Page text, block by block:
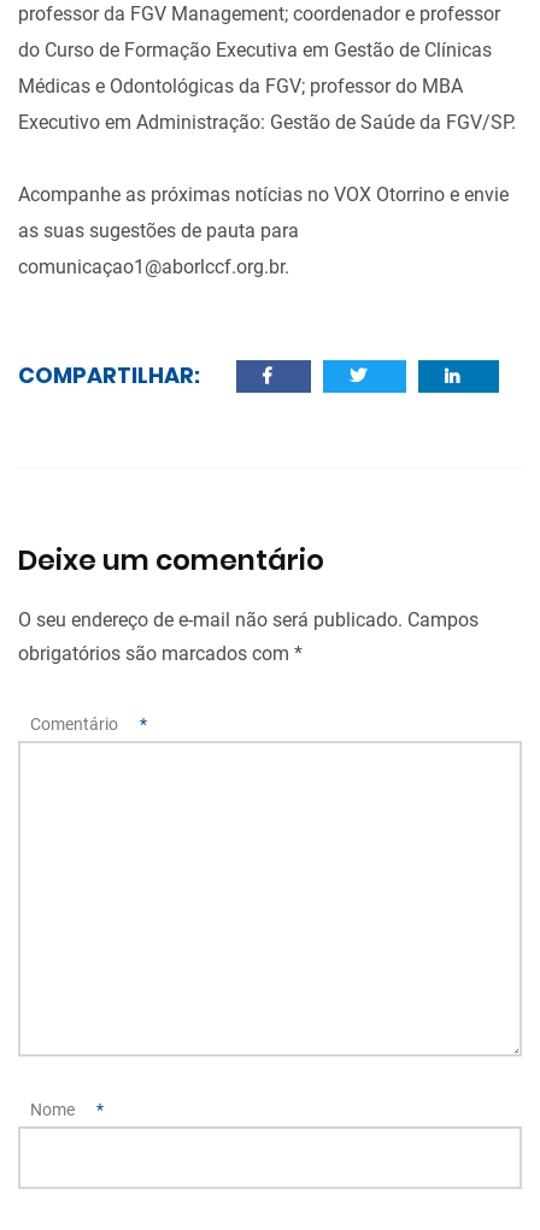
professor da FGV Management; coordenador e professor
do Curso de Formação Executiva em Gestão de Clínicas
Médicas e Odontológicas da FGV; professor do MBA
Executivo em Administração: Gestão de Saúde da FGV/SP.
Acompanhe as próximas notícias no VOX Otorrino e envie
as suas sugestões de pauta para
comunicaçao1@aborlccf.org.br.
COMPARTILHAR:
Deixe um comentário
O seu endereço de e-mail não será publicado. Campos
obrigatórios são marcados com *
Comentário *
Nome *